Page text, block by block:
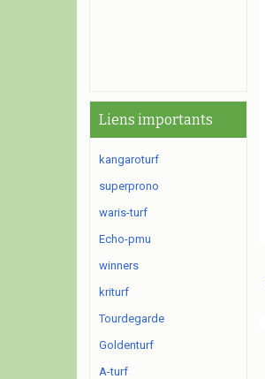
Liens importants
kangaroturf
superprono
waris-turf
Echo-pmu
winners
kriturf
Tourdegarde
Goldenturf
A-turf